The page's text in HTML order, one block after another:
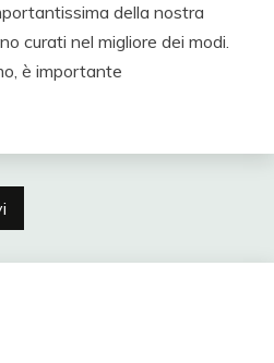
della nostra
curati nel migliore dei modi.
è importante